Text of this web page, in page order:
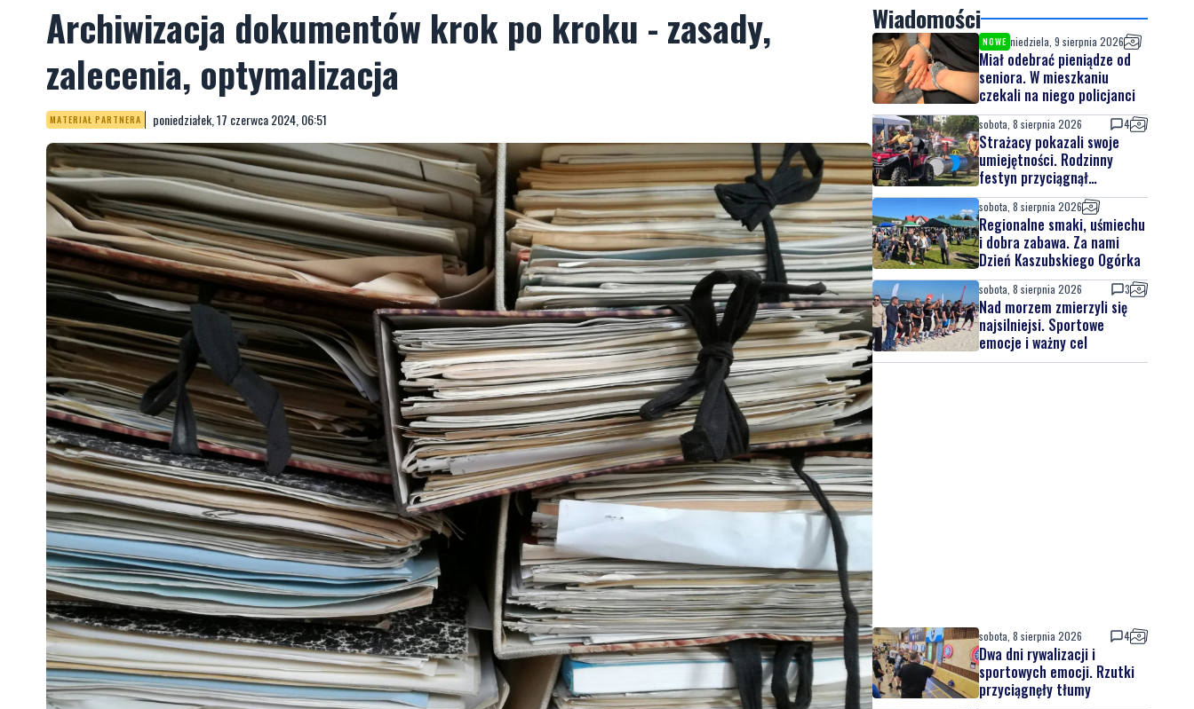
Archiwizacja dokumentów krok po kroku - zasady,
zalecenia, optymalizacja
MATERIAŁ PARTNERA poniedziałek, 17 czerwca 2024, 06:51
Wiadomości
NOWE niedziela, 9 sierpnia 2026
Miał odebrać pieniądze od
seniora. W mieszkaniu
czekali na niego policjanci
sobota, 8 sierpnia 2026 4
Strażacy pokazali swoje
umiejętności. Rodzinny
festyn przyciągnął
mieszkańców oraz gości
sobota, 8 sierpnia 2026
Regionalne smaki, uśmiechu
i dobra zabawa. Za nami
Dzień Kaszubskiego Ogórka
sobota, 8 sierpnia 2026 3
Nad morzem zmierzyli się
najsilniejsi. Sportowe
emocje i ważny cel
sobota, 8 sierpnia 2026 4
Dwa dni rywalizacji i
sportowych emocji. Rzutki
przyciągnęły tłumy